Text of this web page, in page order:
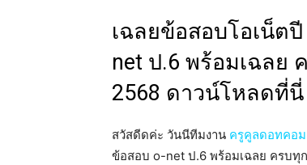
เฉลยข้อสอบโอเน็ต
net ป.6 พร้อมเฉลย
2568 ดาวน์โหลดที่นี่
สวัสดีดค่ะ วันนีทีมงาน ครูคูลดอทคอม
ข้อสอบ o-net ป.6 พร้อมเฉลย ครบทุ